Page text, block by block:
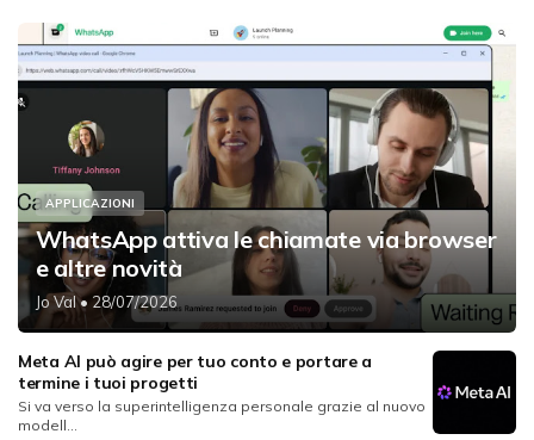
APPLICAZIONI
WhatsApp attiva le chiamate via browser
e altre novità
Jo Val• 28/07/2026
Meta AI può agire per tuo conto e portare a
termine i tuoi progetti
Si va verso la superintelligenza personale grazie al nuovo
modell...